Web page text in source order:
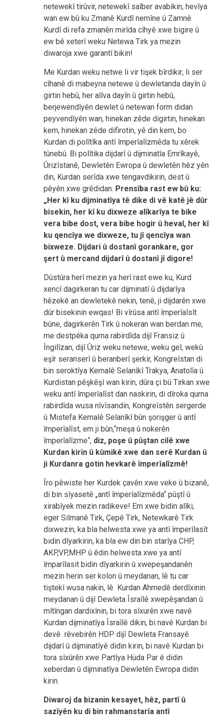
netewekî tirûvir, netewekî saîber avabikin, hevîya
wan ew bû ku Zmanê Kurdî nemîne û Zamnê
Kurdî di refa zmanên mirîda cîhyê xwe bigire û
ew bê xeterî weku Netewa Tirk ya mezin
diwaroja xwe garantî bikin!
Me Kurdan weku netwe li vir tişek bîrdikir; li ser
cîhanê di mabeyna netewe û dewletanda dayîn û
girtin hebû, her alîva dayîn û girtin hebû,
berjewendîyên dewlet û netewan form didan
peyvendîyên wan, hinekan zêde digirtin, hinekan
kem, hinekan zêde difirotin, yê din kem, bo
Kurdan di polîtîka antî împerîalîzmêda tu xêrek
tûnebû. Bi polîtika dijdarî û dijminatîa Emrîkayê,
Ûrizîstanê, Dewletên Ewropa û dewletên hêz yên
din, Kurdan serîda xwe tengavdikirin, dest û
pêyên xwe grêdidan. Prensîba rast ew bû ku:
„Her kî ku dijminatîya tê dike di vê katê jê dûr
bisekin, her kî ku dixweze alîkarîya te bike
vera bibe dost, vera bibe hogir û heval, her kî
ku qencîya we dixweze, tu jî qencîya wan
bixweze. Dijdari û dostanî gorankare, gor
şert û mercand dijdarî û dostanî jî digore!
Dûstûra herî mezin ya herî rast ewe ku, Kurd
xencî dagirkeran tu car dijminatî û dijdarîya
hêzekê an dewletekê nekin, tenê, ji dijdarên xwe
dûr bisekinin ewqas! Bi vîrûsa antî împerîalsît
bûne, dagirkerên Tirk û nokeran wan berdan me,
me destpêka qurna rabirdîda dijî Fransiz û
Îngilîzan, dijî Ûriz weku netewe, weku gel, wekû
eşîr seranserî û beranberî şerkir, Kongreîstan di
bin seroktîya Kemalê Selanîkî Trakya, Anatolîa û
Kurdistan pêşkêşî wan kirin, dûra çi bû Tirkan xwe
weku antî împerîalîst dan naskirin, di dîroka qurna
rabirdîda wusa nîvîsandin, Kongreîstên sergerde
û Mistefa Kemalê Selanîkî bûn şorişger û antî
împerîalîst, em ji bûn,“meşa û nokerên
împerîalîzme“, diz, poşe û pûştan cilê xwe
Kurdan kirin û kûmikê xwe dan serê Kurdan û
ji Kurdanra gotin hevkarê împerîalîzmê!
Îro pêwiste her Kurdek çavên xwe veke û bizanê,
di bin sîyasetê „antî împerîalîzmêda“ pûştî û
xirabîyek mezin radikeve! Em xwe bidin alîki,
eger Silmanê Tirk, Çepê Tirk, Netewkarê Tirk
dixwezin, ka bla helwesta xwe ya antî împerîlasît
bidin dîyarkirin, ka bla ew din bin starîya CHP,
AKP,VP,MHP û êdin helwesta xwe ya antî
împarîlasit bidin dîyarkirin û xwepeşandanên
mezin herin ser kolon û meydanan, lê tu car
tiştekî wusa nakin, lê Kurdan Ahmedê derdîxinin
meydanan û dijî Dewleta Îsraîlê xwepêşandan û
mîtîngan dardixînin, bi tora sîxurên xwe navê
Kurdan dijminatîya Îsraîlê dikin, bi navê Kurdan bi
devê rêvebirên HDP dijî Dewleta Fransayê
dijdarî û dijminatîyê didin kirin, bi navê Kurdan bi
tora sîxûrên xwe Partîya Hüda Par ê didin
xeberdan û dijminatîya Dewletên Ewropa didin
kirin.
Diwaroj da bizanin kesayet, hêz, partî û
sazîyên ku di bin rahmanstarîa antî